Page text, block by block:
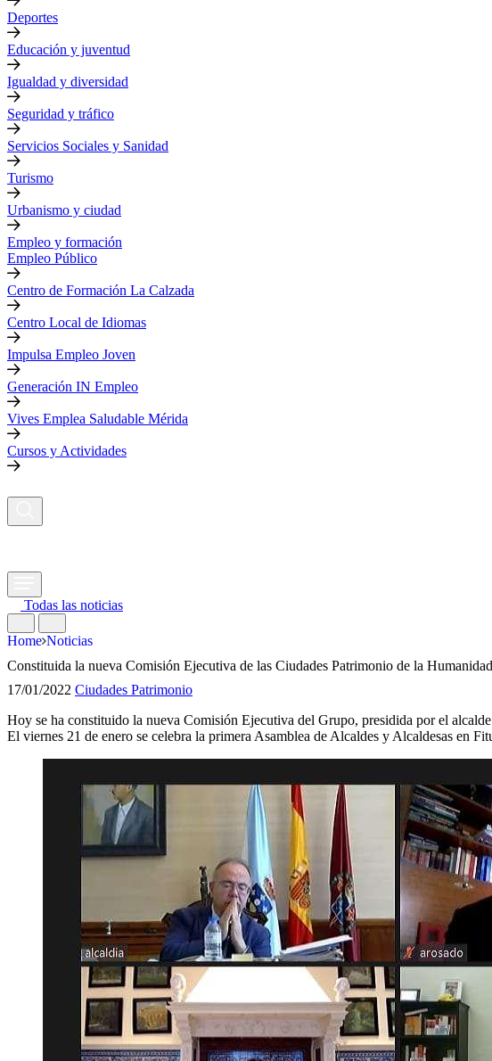
Deportes
Educación y juventud
Igualdad y diversidad
Seguridad y tráfico
Servicios Sociales y Sanidad
Turismo
Urbanismo y ciudad
Empleo y formación
Empleo Público
Centro de Formación La Calzada
Centro Local de Idiomas
Impulsa Empleo Joven
Generación IN Empleo
Vives Emplea Saludable Mérida
Cursos y Actividades
Todas las noticias
Home Noticias
Constituida la nueva Comisión Ejecutiva de las Ciudades Patrimonio de la Humanidad
17/01/2022 Ciudades Patrimonio
Hoy se ha constituido la nueva Comisión Ejecutiva del Grupo, presidida por el
El viernes 21 de enero se celebra la primera Asamblea de Alcaldes y Alcaldesas en